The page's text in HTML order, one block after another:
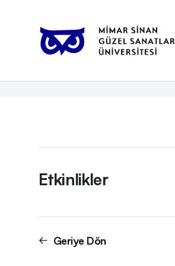
Anasayfa Etkinlikler MSGSÜ
Etkinlikler
Etkinlikler
Geriye Dön